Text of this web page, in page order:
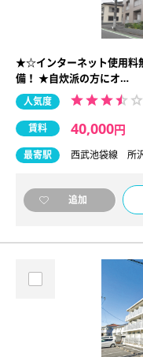
★☆インターネット使用料
備！ ★自炊派の方にオ…
人気度
賃料 40,000円
最寄駅 西武池袋線
追加